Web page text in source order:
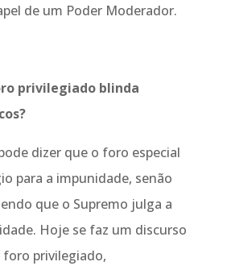
de um Poder Moderador.
privilegiado blinda
dizer que o foro especial
para a impunidade, senão
que o Supremo julga a
Hoje se faz um discurso
privilegiado,